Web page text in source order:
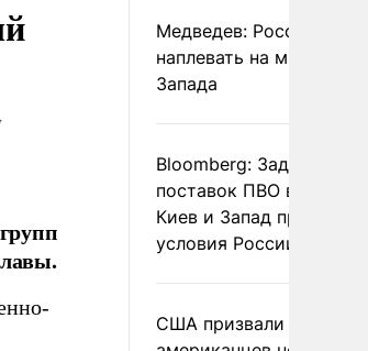
Медведев: России
наплевать на мнение
Запада
Bloomberg: Задержка
поставок ПВО вынудит
Киев и Запад принять
условия России
США призвали